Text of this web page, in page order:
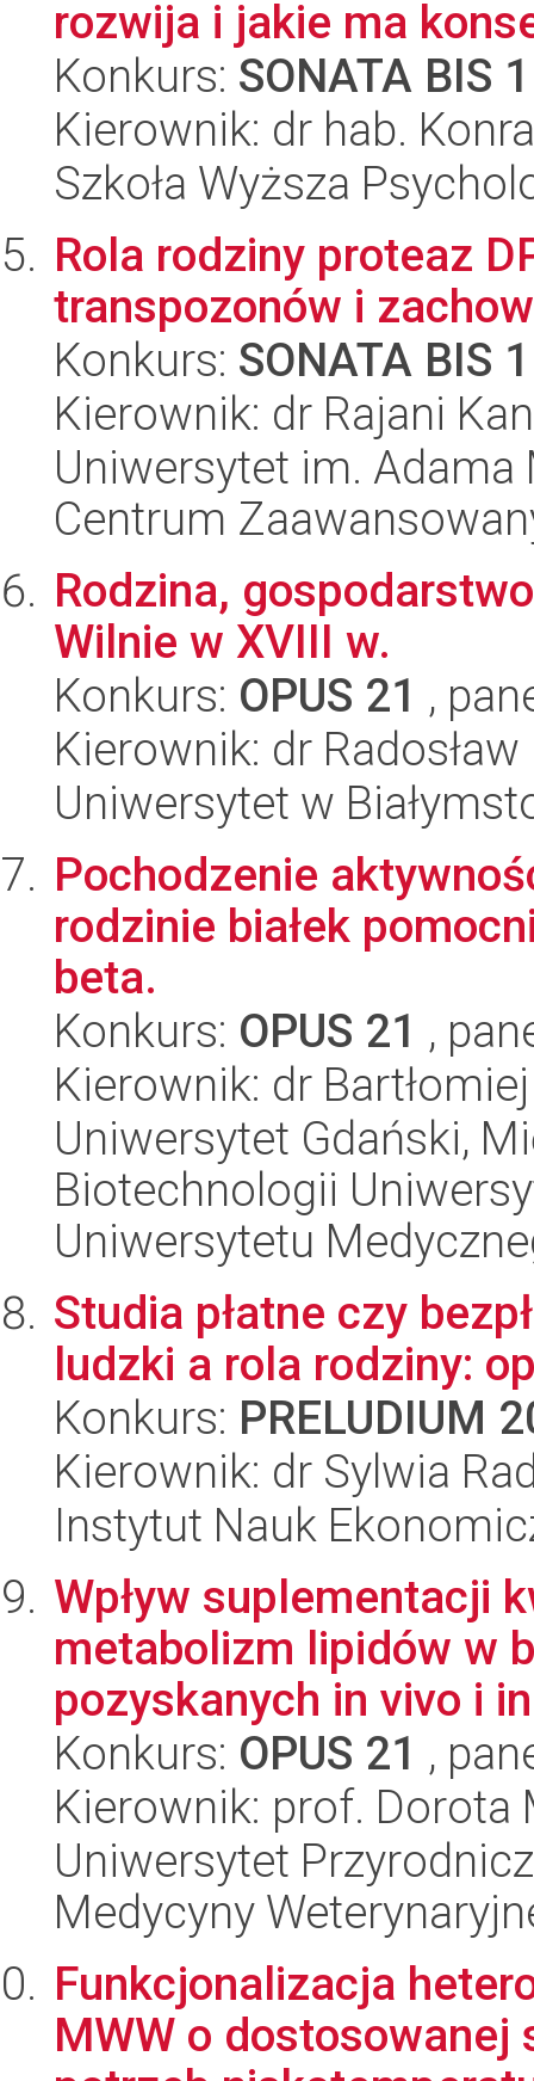
rozwija i jakie ma
Konkurs: SONATA BIS
Kierownik: dr hab.
Szkoła Wyższa
Rola rodziny proteaz
transpozonów i
Konkurs: SONATA BIS
Kierownik: dr Rajani
Uniwersytet im.
Centrum
Rodzina,
Wilnie w XVIII w.
Konkurs: OPUS 21 ,
Kierownik: dr
Uniwersytet w
Pochodzenie
rodzinie białek
beta.
Konkurs: OPUS 21 ,
Kierownik: dr
Uniwersytet Gdański,
Biotechnologii
Uniwersytetu
Studia płatne czy
ludzki a rola rodziny:
Konkurs: PRELUDIUM
Kierownik: dr Sylwia
Instytut Nauk
Wpływ suplementacji
metabolizm lipidów w
pozyskanych in vivo i
Konkurs: OPUS 21 ,
Kierownik: prof. Dorota
Uniwersytet
Medycyny
Funkcjonalizacja
MWW o